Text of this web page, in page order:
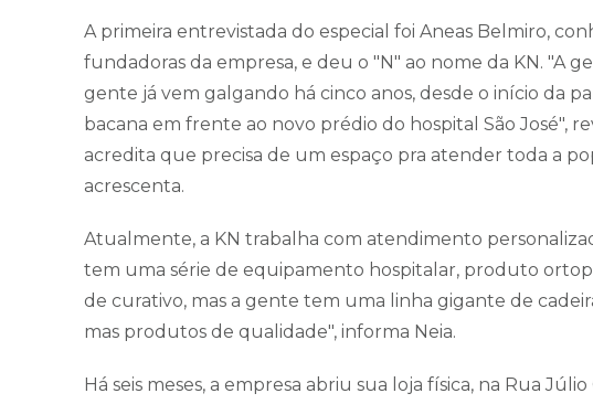
A primeira entrevistada do especial foi Aneas Belmiro,
fundadoras da empresa, e deu o "N" ao nome da KN. "A
gente já vem galgando há cinco anos, desde o início da
bacana em frente ao novo prédio do hospital São José",
acredita que precisa de um espaço pra atender toda a
acrescenta.
Atualmente, a KN trabalha com atendimento
tem uma série de equipamento hospitalar, produto
de curativo, mas a gente tem uma linha gigante de
mas produtos de qualidade", informa Neia.
Há seis meses, a empresa abriu sua loja física, na Rua